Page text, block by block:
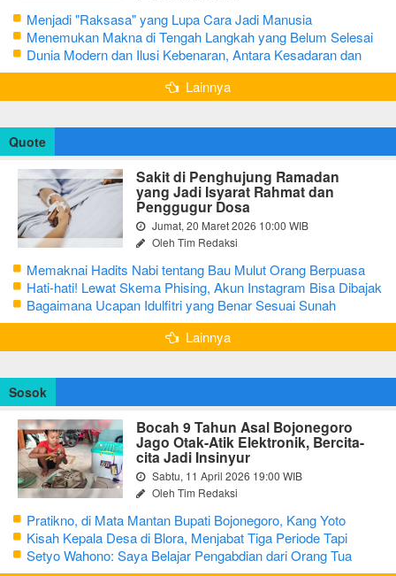
Menjadi "Raksasa" yang Lupa Cara Jadi Manusia
Menemukan Makna di Tengah Langkah yang Belum Selesai
Dunia Modern dan Ilusi Kebenaran, Antara Kesadaran dan
terjebak Tipu Daya
Lainnya
Quote
Sakit di Penghujung Ramadan
yang Jadi Isyarat Rahmat dan
Penggugur Dosa
Jumat, 20 Maret 2026 10:00 WIB
Oleh Tim Redaksi
Memaknai Hadits Nabi tentang Bau Mulut Orang Berpuasa
Secara Bijak Agar Tidak Menggangu
Hati-hati! Lewat Skema Phising, Akun Instagram Bisa Dibajak
Kurang dari 3 Menit
Bagaimana Ucapan Idulfitri yang Benar Sesuai Sunah
Rasulullah
Lainnya
Sosok
Bocah 9 Tahun Asal Bojonegoro
Jago Otak-Atik Elektronik, Bercita-
cita Jadi Insinyur
Sabtu, 11 April 2026 19:00 WIB
Oleh Tim Redaksi
Pratikno, di Mata Mantan Bupati Bojonegoro, Kang Yoto
Kisah Kepala Desa di Blora, Menjabat Tiga Periode Tapi
Masih Hidup Sederhana
Setyo Wahono: Saya Belajar Pengabdian dari Orang Tua